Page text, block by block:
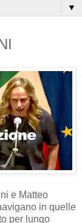
▼
e Matteo
in quelle
per lungo